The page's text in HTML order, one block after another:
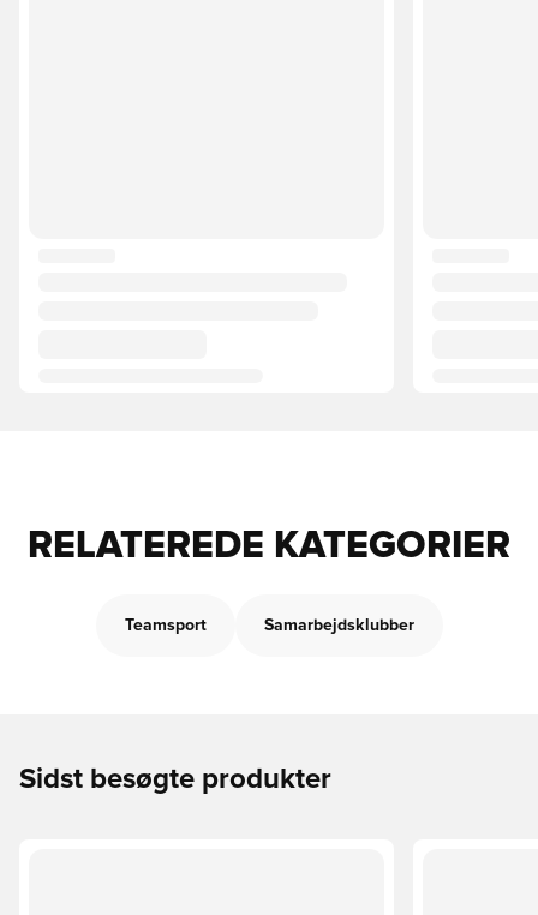
RELATEREDE KATEGORIER
Teamsport Samarbejdsklubber
Sidst besøgte produkter